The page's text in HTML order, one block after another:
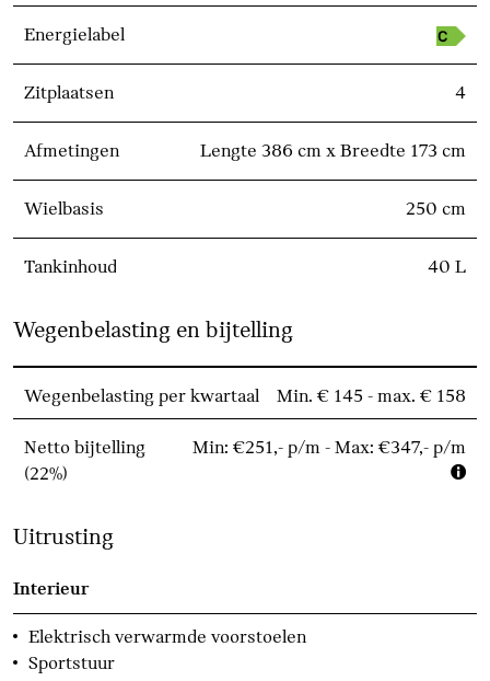
Energielabel
Zitplaatsen 4
Afmetingen Lengte 386 cm x Breedte 173 cm
Wielbasis 250 cm
Tankinhoud 40 L
Wegenbelasting en bijtelling
Wegenbelasting per kwartaal Min. € 145 - max. € 158
Netto bijtelling
(22%)
Min: €251,- p/m - Max: €347,- p/m
Uitrusting
Interieur
Elektrisch verwarmde voorstoelen
Sportstuur